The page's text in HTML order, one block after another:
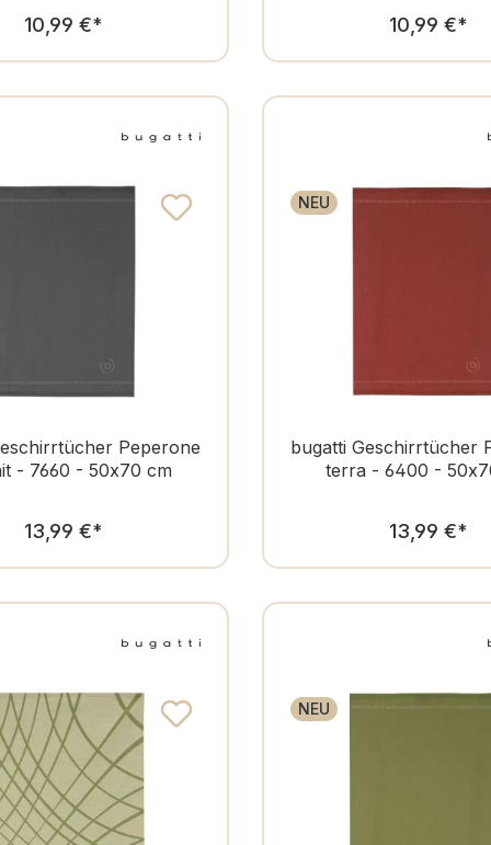
Regulärer Preis:
10,99 €* 10,99 €*
Peperone
- 7660 - 50x70 cm
Regulärer Preis:
13,99 €*
NEU
bugatti Geschirrtücher
terra - 6400 -
13,99 €*
NEU